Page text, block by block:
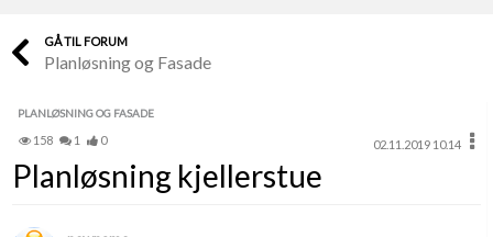
Finn håndverkere
Papirer som mangler
Skaff dokumentasjon som mangler
Kundeservice
GÅ TIL FORUM
Planløsning og Fasade
PLANLØSNING OG FASADE
158 1 0 02.11.2019 10.14
Planløsning kjellerstue